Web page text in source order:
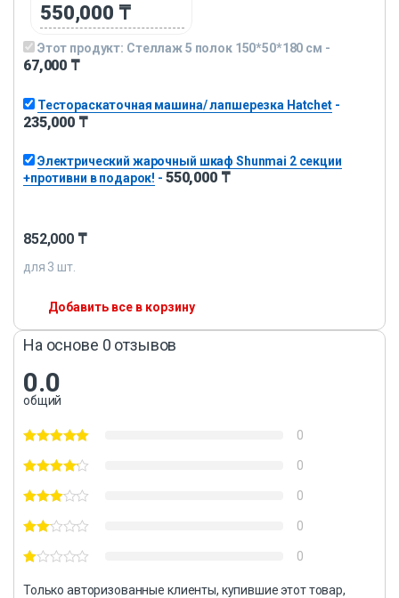
550,000 ₸
Этот продукт: Стеллаж 5 полок 150*50*180 см -
67,000 ₸
Тестораскаточная машина/ лапшерезка Hatchet-
235,000 ₸
Электрический жарочный шкаф Shunmai 2 секции
+противни в подарок! - 550,000 ₸
852,000 ₸
для 3 шт.
Добавить все в корзину
На основе 0 отзывов
0.0
общий
0
0
0
0
0
Только авторизованные клиенты, купившие этот товар,